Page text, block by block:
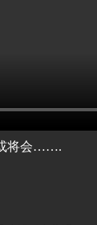
将会…….